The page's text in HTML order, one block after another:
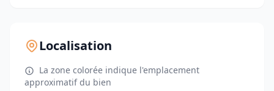
Localisation
La zone colorée indique l'emplacement
approximatif du bien